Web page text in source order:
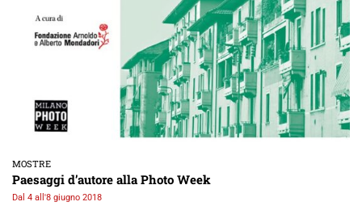
MOSTRE
Paesaggi d’autore alla Photo Week
Dal 4 all'8 giugno 2018